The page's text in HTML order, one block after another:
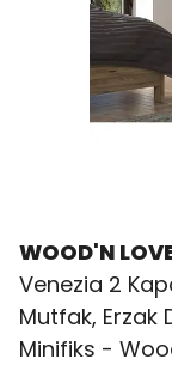
WOOD'N
Venezia 2
Mutfak, Erzak
Minifiks -